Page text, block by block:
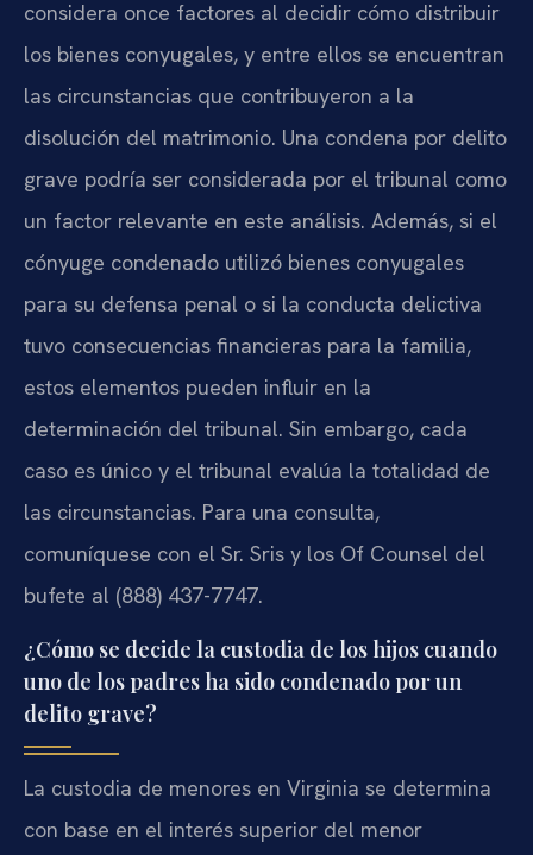
considera once factores al decidir cómo distribuir
los bienes conyugales, y entre ellos se encuentran
las circunstancias que contribuyeron a la
disolución del matrimonio. Una condena por delito
grave podría ser considerada por el tribunal como
un factor relevante en este análisis. Además, si el
cónyuge condenado utilizó bienes conyugales
para su defensa penal o si la conducta delictiva
tuvo consecuencias financieras para la familia,
estos elementos pueden influir en la
determinación del tribunal. Sin embargo, cada
caso es único y el tribunal evalúa la totalidad de
las circunstancias. Para una consulta,
comuníquese con el Sr. Sris y los Of Counsel del
bufete al (888) 437-7747.
¿Cómo se decide la custodia de los hijos cuando
uno de los padres ha sido condenado por un
delito grave?
La custodia de menores en Virginia se determina
con base en el interés superior del menor